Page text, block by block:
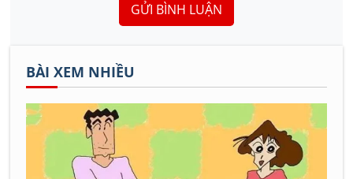
GỬI BÌNH LUẬN
BÀI XEM NHIỀU